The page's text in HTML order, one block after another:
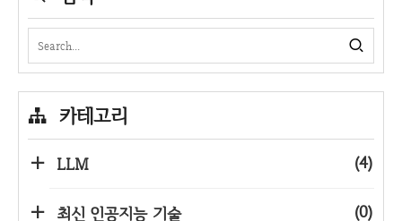
카테고리
LLM (4)
최신 인공지능 기술 (0)